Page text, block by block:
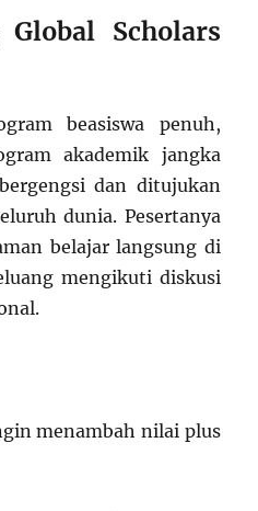
Scholars
beasiswa penuh,
akademik jangka
dan ditujukan
dunia. Pesertanya
belajar langsung di
mengikuti diskusi
menambah nilai plus